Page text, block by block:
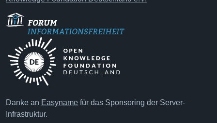
Danke an Easyname für das Sponsoring der Server-
Infrastruktur.